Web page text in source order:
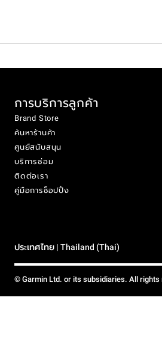
การบริการลูกค้า
Brand Store
ค้นหาร้านค้า
ศูนย์สนับสนุน
บริการซ่อม
ติดต่อเรา
คู่มือการช็อปปิ้ง
ประเทศไทย | Thailand (Thai)
© Garmin Ltd. or its subsidiaries. All rights